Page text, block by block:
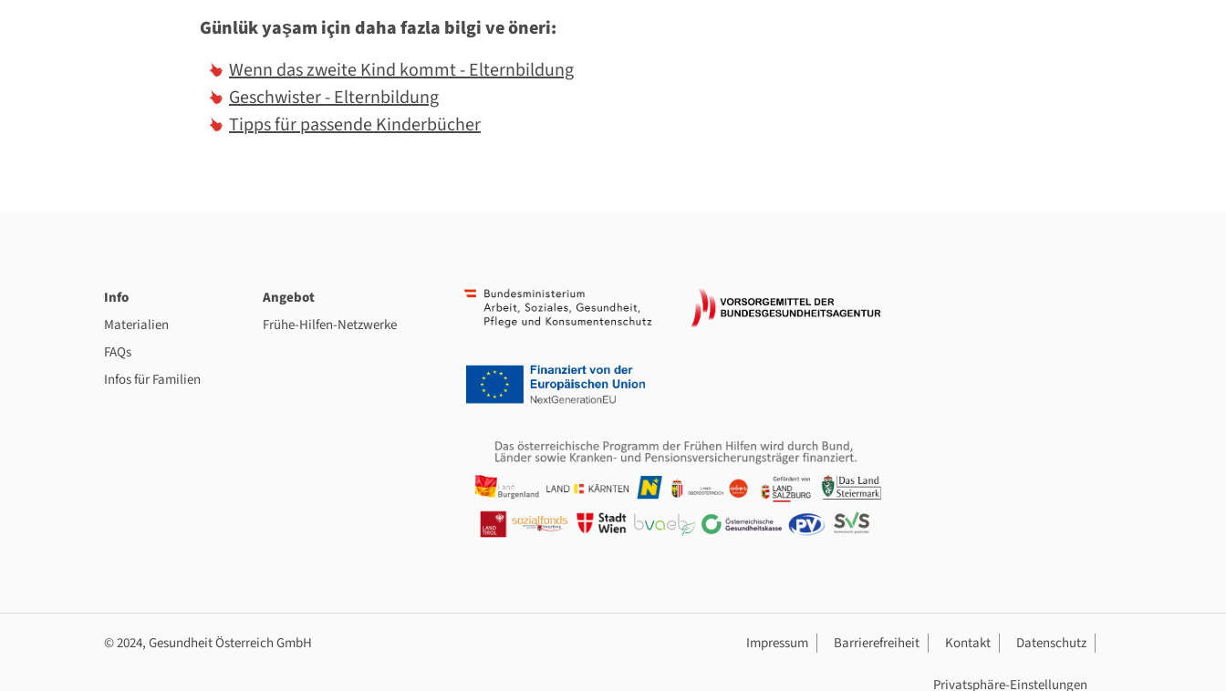
Günlük yaşam için daha fazla bilgi ve öneri:
Wenn das zweite Kind kommt - Elternbildung
Geschwister - Elternbildung
Tipps für passende Kinderbücher
Info
Materialien
FAQs
Infos für Familien
Angebot
Frühe-Hilfen-Netzwerke
© 2024, Gesundheit Österreich GmbH Footer Navigation
Impressum Barrierefreiheit Kontakt Datenschutz
Privatsphäre-Einstellungen